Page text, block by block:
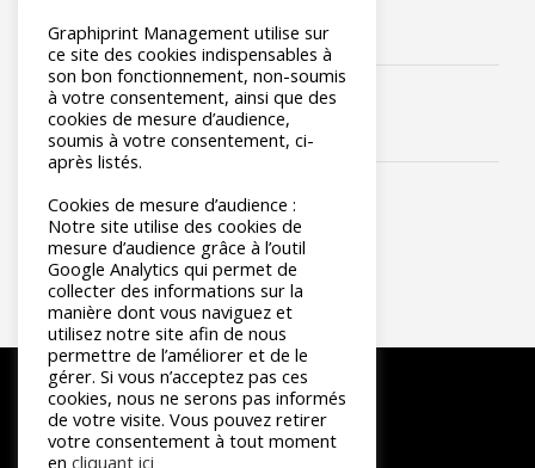
Graphiprint Management utilise sur
ce site des cookies indispensables à
son bon fonctionnement, non-soumis
à votre consentement, ainsi que des
cookies de mesure d’audience,
soumis à votre consentement, ci-
après listés.
Cookies de mesure d’audience :
Notre site utilise des cookies de
mesure d’audience grâce à l’outil
Google Analytics qui permet de
collecter des informations sur la
manière dont vous naviguez et
utilisez notre site afin de nous
permettre de l’améliorer et de le
gérer. Si vous n’acceptez pas ces
cookies, nous ne serons pas informés
de votre visite. Vous pouvez retirer
votre consentement à tout moment
en cliquant ici